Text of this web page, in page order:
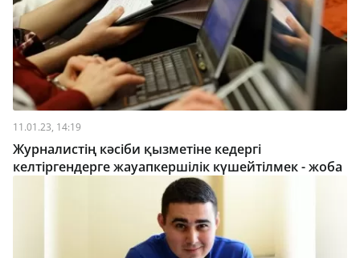
11.01.23, 14:19
Журналистің кәсіби қызметіне кедергі
келтіргендерге жауапкершілік күшейтілмек - жоба